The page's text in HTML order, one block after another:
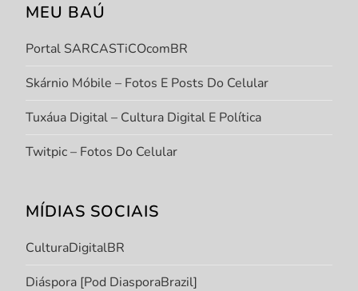
MEU BAÚ
Portal SARCASTiCOcomBR
Skárnio Móbile – Fotos E Posts Do Celular
Tuxáua Digital – Cultura Digital E Política
Twitpic – Fotos Do Celular
MÍDIAS SOCIAIS
CulturaDigitalBR
Diáspora [Pod DiasporaBrazil]